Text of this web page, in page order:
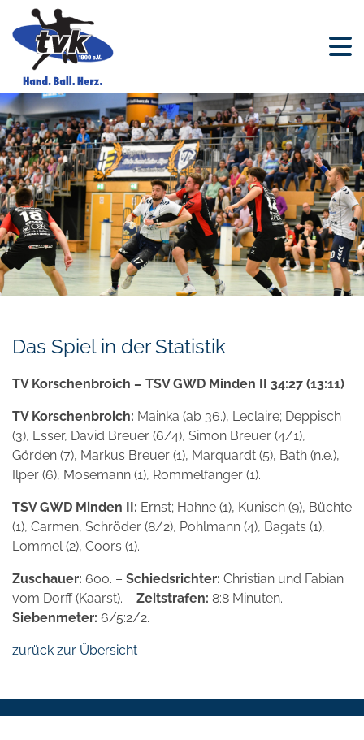
Das Spiel in der Statistik
TV Korschenbroich – TSV GWD Minden II 34:27 (13:11)
TV Korschenbroich: Mainka (ab 36.), Leclaire; Deppisch
(3), Esser, David Breuer (6/4), Simon Breuer (4/1),
Görden (7), Markus Breuer (1), Marquardt (5), Bath (n.e.),
Ilper (6), Mosemann (1), Rommelfanger (1).
TSV GWD Minden II: Ernst; Hahne (1), Kunisch (9), Büchte
(1), Carmen, Schröder (8/2), Pohlmann (4), Bagats (1),
Lommel (2), Coors (1).
Zuschauer: 600. – Schiedsrichter: Christian und Fabian
vom Dorff (Kaarst). – Zeitstrafen: 8:8 Minuten. –
Siebenmeter: 6/5:2/2.
zurück zur Übersicht